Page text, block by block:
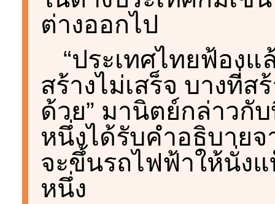
ต่างออกไป
“ประเทศไทยฟ้องแ
สร้างไม่เสร็จ บางที่
ด้วย” มานิตย์กล่าวกั
หนึ่งได้รับคำอธิบายจ
จะขึ้นรถไฟฟ้าให้นั่ง
หนึ่ง